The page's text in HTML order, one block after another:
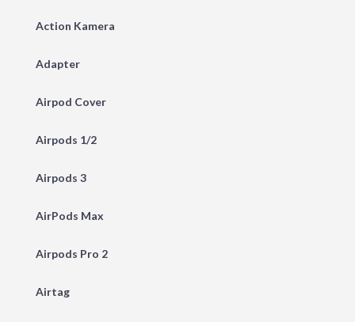
Action Kamera
Adapter
Airpod Cover
Airpods 1/2
Airpods 3
AirPods Max
Airpods Pro 2
Airtag